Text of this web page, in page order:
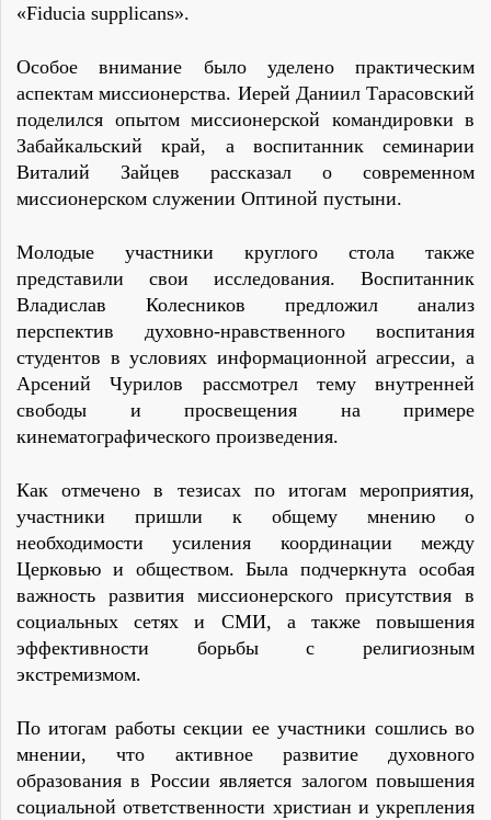
«Fiducia supplicans».
Особое внимание было уделено практическим
аспектам миссионерства. Иерей Даниил Тарасовский
поделился опытом миссионерской командировки в
Забайкальский край, а воспитанник семинарии
Виталий Зайцев рассказал о современном
миссионерском служении Оптиной пустыни.
Молодые участники круглого стола также
представили свои исследования. Воспитанник
Владислав Колесников предложил анализ
перспектив духовно-нравственного воспитания
студентов в условиях информационной агрессии, а
Арсений Чурилов рассмотрел тему внутренней
свободы и просвещения на примере
кинематографического произведения.
Как отмечено в тезисах по итогам мероприятия,
участники пришли к общему мнению о
необходимости усиления координации между
Церковью и обществом. Была подчеркнута особая
важность развития миссионерского присутствия в
социальных сетях и СМИ, а также повышения
эффективности борьбы с религиозным
экстремизмом.
По итогам работы секции ее участники сошлись во
мнении, что активное развитие духовного
образования в России является залогом повышения
социальной ответственности христиан и укрепления